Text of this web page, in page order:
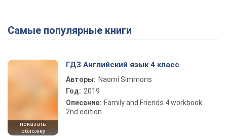
Самые популярные книги
показать
обложку
ГДЗ Английский язык 4 класс
Авторы: Naomi Simmons
Год: 2019
Описание: Family and Friends 4 workbook
2nd edition